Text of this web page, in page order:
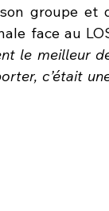
groupe et
le meilleur
c’était